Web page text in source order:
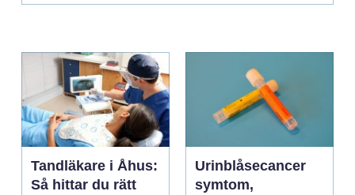
Tandläkare i Åhus:
Så hittar du rätt
Urinblåsecancer
symtom,